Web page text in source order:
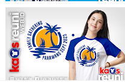
Merah Benhur Raglan KaosReuni
Alumni SMA 1 Kota